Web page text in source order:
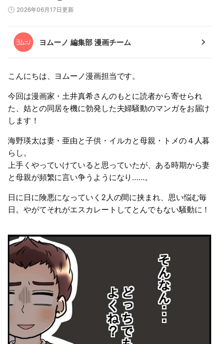
2026年06月17日更新
ヨムーノ 編集部 漫画チーム
こんにちは、ヨムーノ漫画担当です。
今回は漫画家・土井真希さんのもとに読者から寄せられ
た、姑との同居を機に勃発した夫婦騒動のマンガをお届け
します！
海野瑛太は妻・亜由と子供・イルカと母親・トメの４人暮
らし。
上手くやっていけていると思っていたが、ある時期から妻
と母親が頻繁に言い争うようになり……。
日に日に険悪になっていく2人の間に挟まれ、思い悩む毎
日。やがてそれがエスカレートしてとんでもない騒動に！